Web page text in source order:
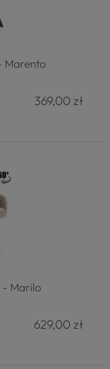
Marento
369,00 zł
- Marilo
629,00 zł